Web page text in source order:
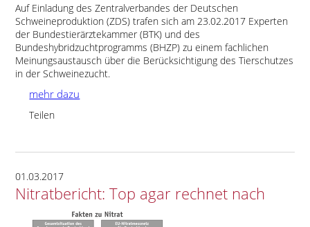
Auf Einladung des Zentralverbandes der Deutschen
Schweineproduktion (ZDS) trafen sich am 23.02.2017 Experten
der Bundestierärztekammer (BTK) und des
Bundeshybridzuchtprogramms (BHZP) zu einem fachlichen
Meinungsaustausch über die Berücksichtigung des Tierschutzes
in der Schweinezucht.
mehr dazu
Teilen
01.03.2017
Nitratbericht: Top agar rechnet nach